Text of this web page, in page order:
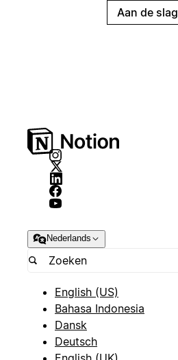
Aan de slag
Nederlands
English (US)
Bahasa Indonesia
Dansk
Deutsch